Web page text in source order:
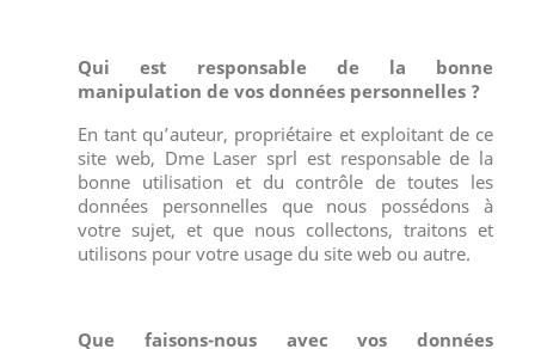
Qui est responsable de la bonne
manipulation de vos données personnelles ?
En tant qu’auteur, propriétaire et exploitant de ce
site web, Dme Laser sprl est responsable de la
bonne utilisation et du contrôle de toutes les
données personnelles que nous possédons à
votre sujet, et que nous collectons, traitons et
utilisons pour votre usage du site web ou autre.
Que faisons-nous avec vos données